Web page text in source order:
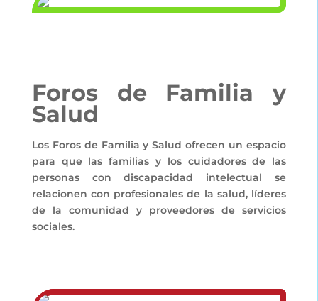
Foros de Familia y
Salud
Los Foros de Familia y Salud ofrecen un espacio
para que las familias y los cuidadores de las
personas con discapacidad intelectual se
relacionen con profesionales de la salud, líderes
de la comunidad y proveedores de servicios
sociales.